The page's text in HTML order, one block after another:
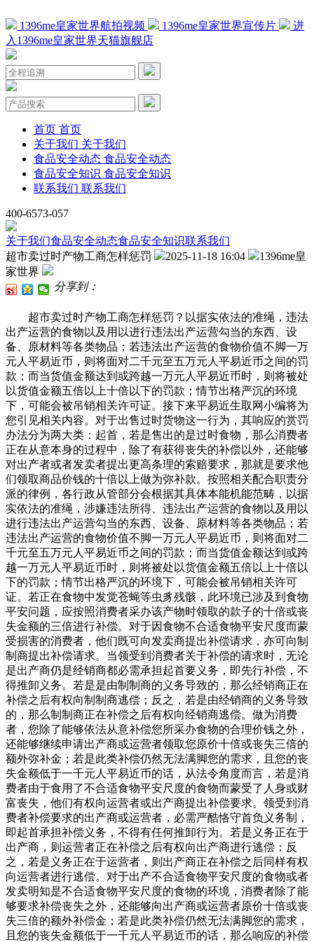
1396me皇家世界航拍视频 1396me皇家世界宣传片
进
入1396me皇家世界天猫旗舰店
首页 首页
关于我们 关于我们
食品安全动态 食品安全动态
食品安全知识 食品安全知识
联系我们 联系我们
400-6573-057
关于我们食品安全动态食品安全知识联系我们
超市卖过时产物工商怎样惩罚
2025-11-18 16:04
1396me皇
家世界
分享到：
超市卖过时产物工商怎样惩罚？以据实依法的准绳，违法
出产运营的食物以及用以进行违法出产运营勾当的东西、设
备、原材料等各类物品；若违法出产运营的食物价值不脚一万
元人平易近币，则将面对二千元至五万元人平易近币之间的罚
款；而当货值金额达到或跨越一万元人平易近币时，则将被处
以货值金额五倍以上十倍以下的罚款；情节出格严沉的环境
下，可能会被吊销相关许可证。接下来平易近生取网小编将为
您引见相关内容。对于出售过时货物这一行为，其响应的赏罚
办法分为两大类：起首，若是售出的是过时食物，那么消费者
正在从意本身的过程中，除了有获得丧失的补偿以外，还能够
对出产者或者发卖者提出更高条理的索赔要求，那就是要求他
们领取商品价钱的十倍以上做为弥补款。按照相关配合职责分
派的律例，各行政从管部分会根据其具体本能机能范畴，以据
实依法的准绳，涉嫌违法所得、违法出产运营的食物以及用以
进行违法出产运营勾当的东西、设备、原材料等各类物品；若
违法出产运营的食物价值不脚一万元人平易近币，则将面对二
千元至五万元人平易近币之间的罚款；而当货值金额达到或跨
越一万元人平易近币时，则将被处以货值金额五倍以上十倍以
下的罚款；情节出格严沉的环境下，可能会被吊销相关许可
证。若正在食物中发觉苍蝇等虫豸残骸，此环境已涉及到食物
平安问题，应按照消费者采办该产物时领取的款子的十倍或丧
失金额的三倍进行补偿。对于因食物不合适食物平安尺度而蒙
受损害的消费者，他们既可向发卖商提出补偿请求，亦可向制
制商提出补偿请求。当领受到消费者关于补偿的请求时，无论
是出产商仍是经销商都必需承担起首要义务，即先行补偿，不
得推卸义务。若是是由制制商的义务导致的，那么经销商正在
补偿之后有权向制制商逃偿；反之，若是由经销商的义务导致
的，那么制制商正在补偿之后有权向经销商逃偿。做为消费
者，您除了能够依法从意补偿您所采办食物的合理价钱之外，
还能够继续申请出产商或运营者领取您原价十倍或丧失三倍的
额外弥补金；若是此类补偿仍然无法满脚您的需求，且您的丧
失金额低于一千元人平易近币的话，从法令角度而言，若是消
费者由于食用了不合适食物平安尺度的食物而蒙受了人身或财
富丧失，他们有权向运营者或出产商提出补偿要求。领受到消
费者补偿要求的出产商或运营者，必需严酷恪守首负义务制，
即起首承担补偿义务，不得有任何推卸行为。若是义务正在于
出产商，则运营者正在补偿之后有权向出产商进行逃偿；反
之，若是义务正在于运营者，则出产商正在补偿之后同样有权
向运营者进行逃偿。对于出产不合适食物平安尺度的食物或者
发卖明知是不合适食物平安尺度的食物的环境，消费者除了能
够要求补偿丧失之外，还能够向出产商或运营者原价十倍或丧
失三倍的额外补偿金；若是此类补偿仍然无法满脚您的需求，
且您的丧失金额低于一千元人平易近币的话，那么响应的补偿